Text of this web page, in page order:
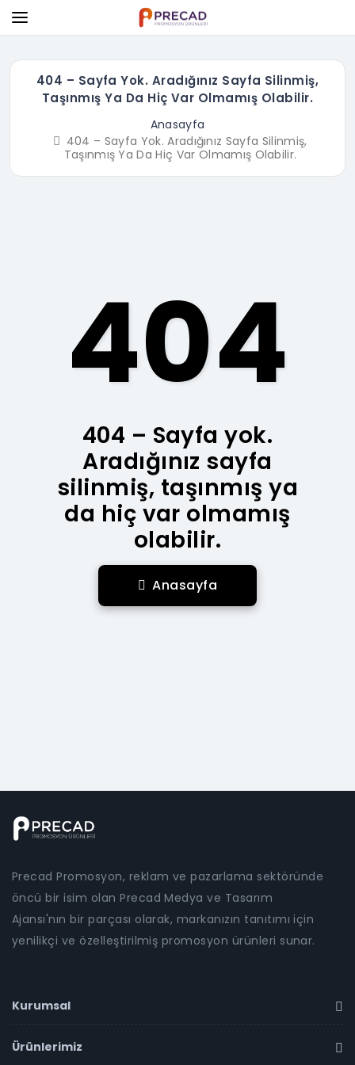
404 – Sayfa Yok. Aradığınız Sayfa Silinmiş,
Taşınmış Ya Da Hiç Var Olmamış Olabilir.
Anasayfa
404 – Sayfa Yok. Aradığınız Sayfa Silinmiş,
Taşınmış Ya Da Hiç Var Olmamış Olabilir.
404
404 – Sayfa yok.
Aradığınız sayfa
silinmiş, taşınmış ya
da hiç var olmamış
olabilir.
Anasayfa
Precad Promosyon, reklam ve pazarlama sektöründe
öncü bir isim olan Precad Medya ve Tasarım
Ajansı'nın bir parçası olarak, markanızın tanıtımı için
yenilikçi ve özelleştirilmiş promosyon ürünleri sunar.
Kurumsal
Ürünlerimiz